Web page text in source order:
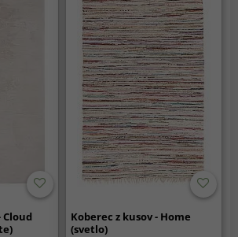
Cloud
Koberec z kusov - Home
(svetlo)